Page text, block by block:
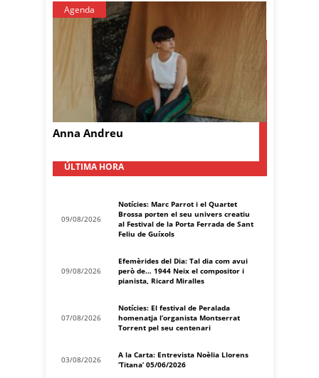
Agenda
Anna Andreu
ÚLTIMA HORA
09/08/2026
Notícies: Marc Parrot i el Quartet
Brossa porten el seu univers creatiu
al Festival de la Porta Ferrada de Sant
Feliu de Guíxols
09/08/2026
Efemèrides del Dia: Tal dia com avui
però de… 1944 Neix el compositor i
pianista, Ricard Miralles
07/08/2026
Notícies: El festival de Peralada
homenatja l’organista Montserrat
Torrent pel seu centenari
03/08/2026
A la Carta: Entrevista Noèlia Llorens
‘Titana’ 05/06/2026